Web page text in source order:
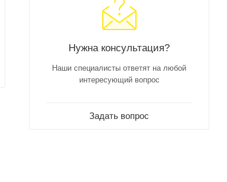
Нужна консультация?
Наши специалисты ответят на любой
интересующий вопрос
Задать вопрос